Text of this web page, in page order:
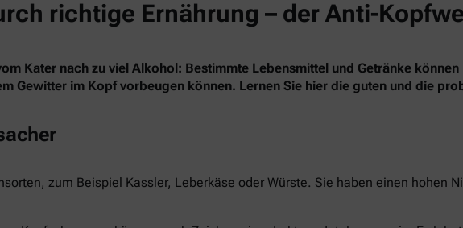
richtige Ernährung – der Anti-
Kater nach zu viel Alkohol: Bestimmte Lebensmittel und Getränke
Gewitter im Kopf vorbeugen können. Lernen Sie hier die guten und die
zum Beispiel Kassler, Leberkäse oder Würste. Sie haben einen hohen